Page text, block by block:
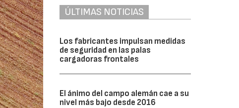
ÚLTIMAS NOTICIAS
Los fabricantes impulsan medidas
de seguridad en las palas
cargadoras frontales
El ánimo del campo alemán cae a su
nivel más bajo desde 2016